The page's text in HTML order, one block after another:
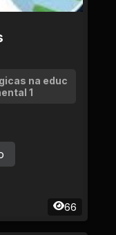
na educ
1
66